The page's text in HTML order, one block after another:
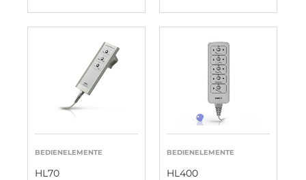
BEDIENELEMENTE
HL70
BEDIENELEMENTE
HL400